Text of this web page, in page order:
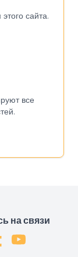
сайта.
все
на связи